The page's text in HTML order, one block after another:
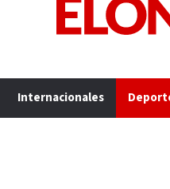
Internacionales